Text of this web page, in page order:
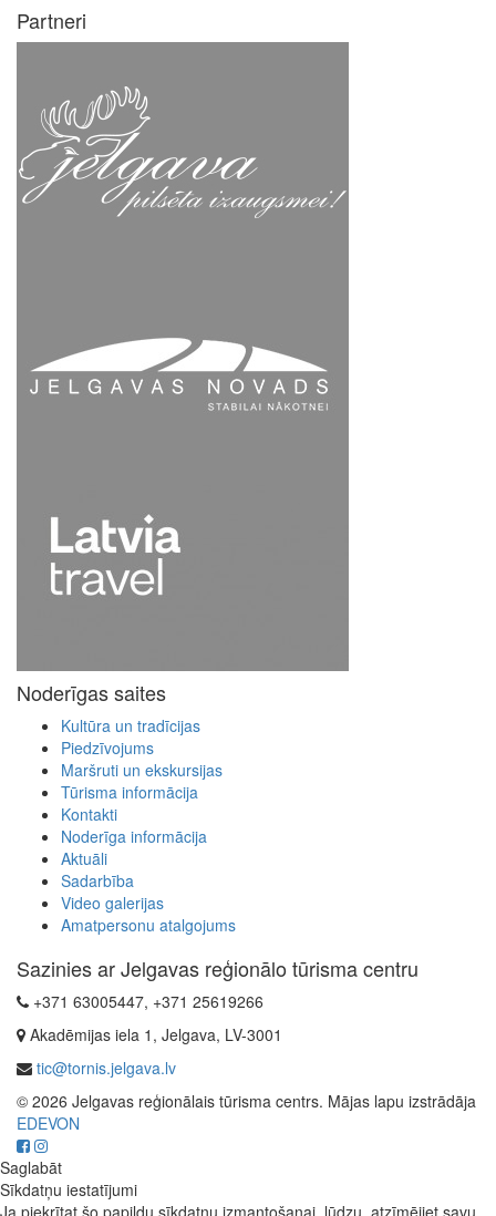
Partneri
Noderīgas saites
Kultūra un tradīcijas
Piedzīvojums
Maršruti un ekskursijas
Tūrisma informācija
Kontakti
Noderīga informācija
Aktuāli
Sadarbība
Video galerijas
Amatpersonu atalgojums
Sazinies ar Jelgavas reģionālo tūrisma centru
+371 63005447, +371 25619266
Akadēmijas iela 1, Jelgava, LV-3001
tic@tornis.jelgava.lv
© 2026 Jelgavas reģionālais tūrisma centrs. Mājas lapu izstrādāja
EDEVON
Saglabāt
Sīkdatņu iestatījumi